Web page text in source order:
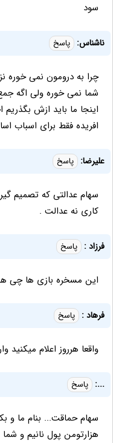
سود
ناشناس: پاسخ
چرا به درومون نمی خوره
شما نمی خوره ولی اگه
اینجا ما باید ازش
افریده فقط برای اسباب
علیرضا: پاسخ
سهام عدالتی که تصمیم
کاری نه عدالت .
فرزاد : پاسخ
این مسخره بازی ها چی
فرهاد : پاسخ
واقعا هرروز اعلام میکنید
...: پاسخ
سهام حماقت... بنام ما و